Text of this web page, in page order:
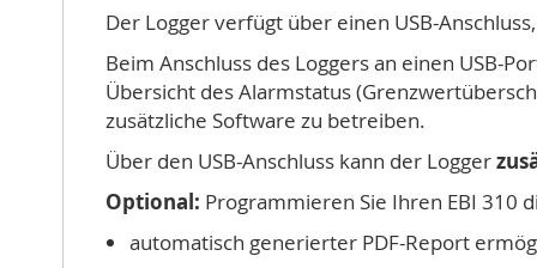
Der Logger verfügt über einen USB-
Beim Anschluss des Loggers an einen USB-
Übersicht des Alarmstatus
zusätzliche Software zu betreiben.
Über den USB-Anschluss kann der Logger
Optional: Programmieren Sie Ihren EBI 310
automatisch generierter PDF-Report